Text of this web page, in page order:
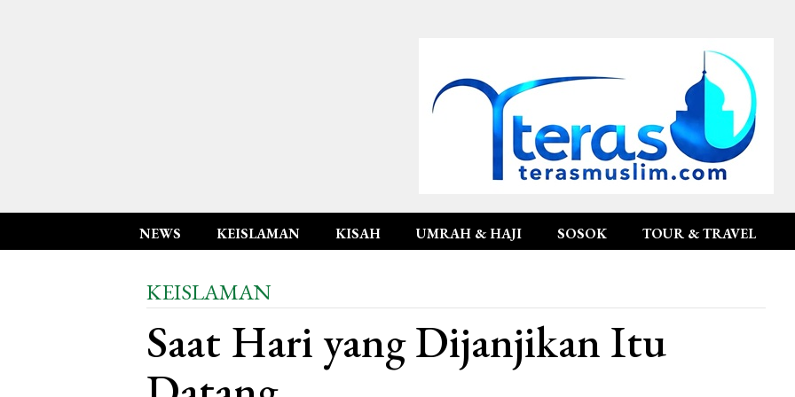
NEWS KEISLAMAN KISAH UMRAH & HAJI SOSOK TOUR & TRAVEL
KEISLAMAN
Saat Hari yang Dijanjikan Itu